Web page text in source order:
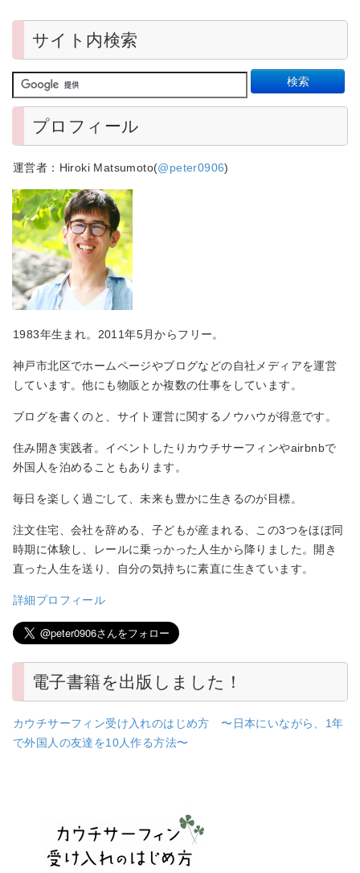
サイト内検索
プロフィール
運営者：Hiroki Matsumoto(@peter0906)
1983年生まれ。2011年5月からフリー。
神戸市北区でホームページやブログなどの自社メディアを運営
しています。他にも物販とか複数の仕事をしています。
ブログを書くのと、サイト運営に関するノウハウが得意です。
住み開き実践者。イベントしたりカウチサーフィンやairbnbで
外国人を泊めることもあります。
毎日を楽しく過ごして、未来も豊かに生きるのが目標。
注文住宅、会社を辞める、子どもが産まれる、この3つをほぼ同
時期に体験し、レールに乗っかった人生から降りました。開き
直った人生を送り、自分の気持ちに素直に生きています。
詳細プロフィール
電子書籍を出版しました！
カウチサーフィン受け入れのはじめ方 〜日本にいながら、1年
で外国人の友達を10人作る方法〜